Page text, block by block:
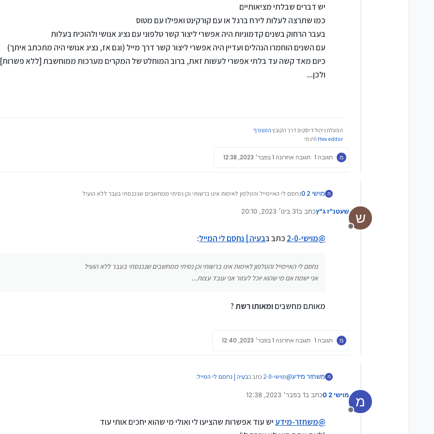
יש דברים שבלתי מציאותיים
כמו שתרצה לעלות לירח ברגל או עם קורקינט ואפילו עם מטוס
בעבר הרחוק בשנים קדמוניות היה אפשרי ליצור קשר טלפוני עם נציג אנושי ולהוכיח בעלות
עם השנים הוחמרו הנהלים ועדיין היה אפשרי ליצור קשר דרך מייל (וגם אז, נציג אנושי היה מתכתב איתך)
כיום מאד קשה עד בלתי אפשרי לעשות זאת, ברוב המוחלט של המקרים מערכות ממוחשבת [ללא
ולכן...
הפעלת ניהול דיסקים דרך הקובץ המצורף
Hex editor חינמי
מ תגובה 1 תגובה אחרונה 1 בפבר׳ 2023, 12:38
מ מוישי 2 0
נחסם לי האיימייל והטלפון לאימות אינו ברשותי וכן נסיתי ממחשבים שנכנסתי בעבר ללא הועיל
ש
מנותק
שעטנ"ז ג"ץכתב ב31 בינו׳ 2023, 20:10
נערך לאחרונה על ידי
@מוישי-2-0 כתב בבעיה | נחסם לי המייל:
נחסם לי האיימייל והטלפון לאימות אינו ברשותי וכן נסיתי ממחשבים שנכנסתי בעבר ללא הועיל
אני ישמח אם מי שהוא יוכל לעזור אני עובד עצות...
מאותם מחשביםומאותו רשת?
מ תגובה 1 תגובה אחרונה 1 בפבר׳ 2023, 12:40
מ משחזר מידע@מוישי-2-0 כתב בבעיה | נחסם לי המייל:
יש דברים שבלתי מציאותיים
מ
מנותק
מוישי 2 0 כתב ב1 בפבר׳ 2023, 12:38
נערך לאחרונה על ידי
@משחזר-מידעיש עוד אפשרות שהציעו לי ואולי מי שהוא יחכים אותי עוד